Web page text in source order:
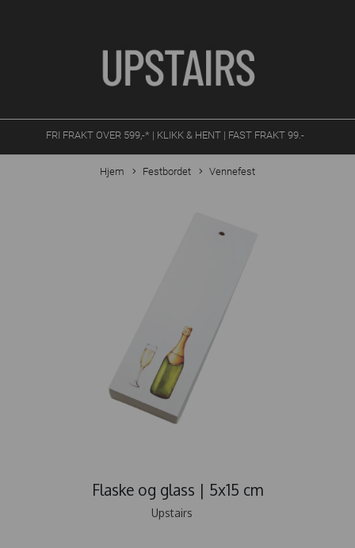
FRI FRAKT OVER 599,-* | KLIKK & HENT | FAST FRAKT 99.-
Hjem Festbordet Vennefest
Flaske og glass | 5x15 cm
Upstairs